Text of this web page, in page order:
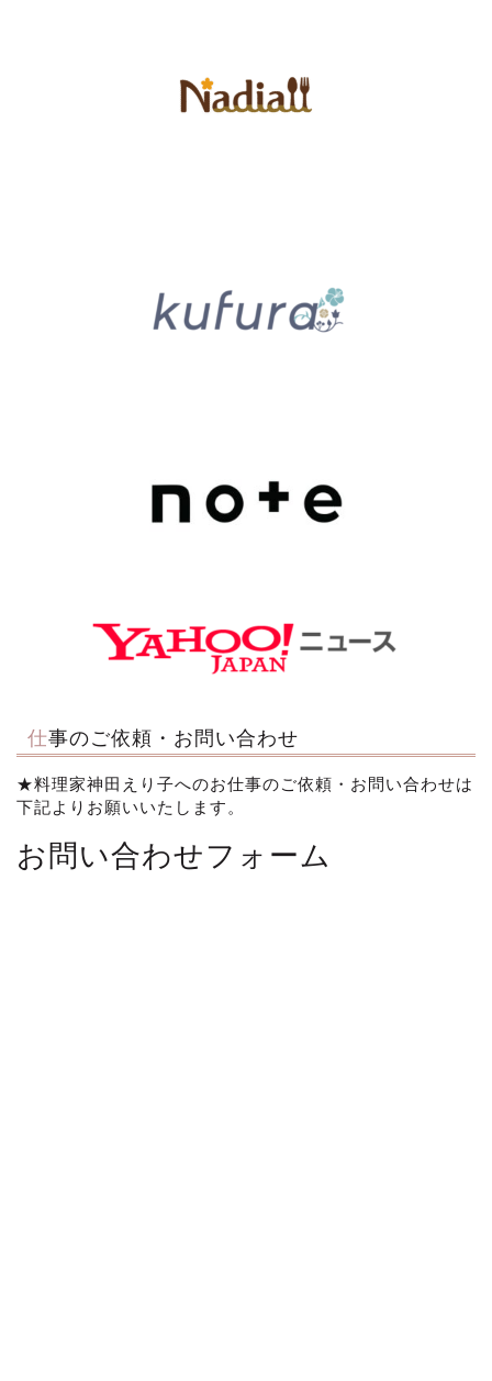
仕事のご依頼・お問い合わせ
★料理家神田えり子へのお仕事のご依頼・お問い合わせは
下記よりお願いいたします。
お問い合わせフォーム